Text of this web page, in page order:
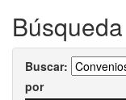
Búsqueda
Buscar:
por